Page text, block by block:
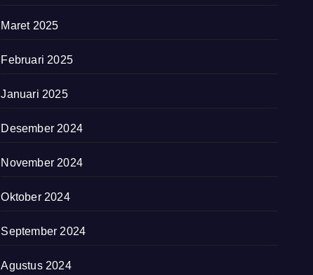
Maret 2025
Februari 2025
Januari 2025
Desember 2024
November 2024
Oktober 2024
September 2024
Agustus 2024